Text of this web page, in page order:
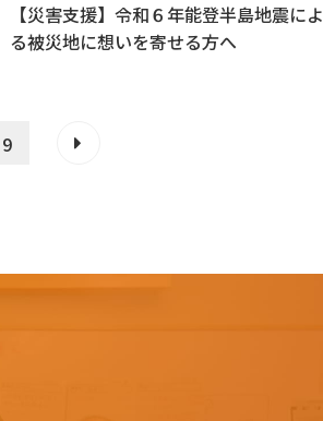
【災害支援】令和６年能登半島地震によ
る被災地に想いを寄せる方へ
9